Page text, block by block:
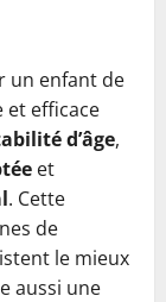
un enfant de
et efficace
d’âge,
et
. Cette
de
le mieux
aussi une